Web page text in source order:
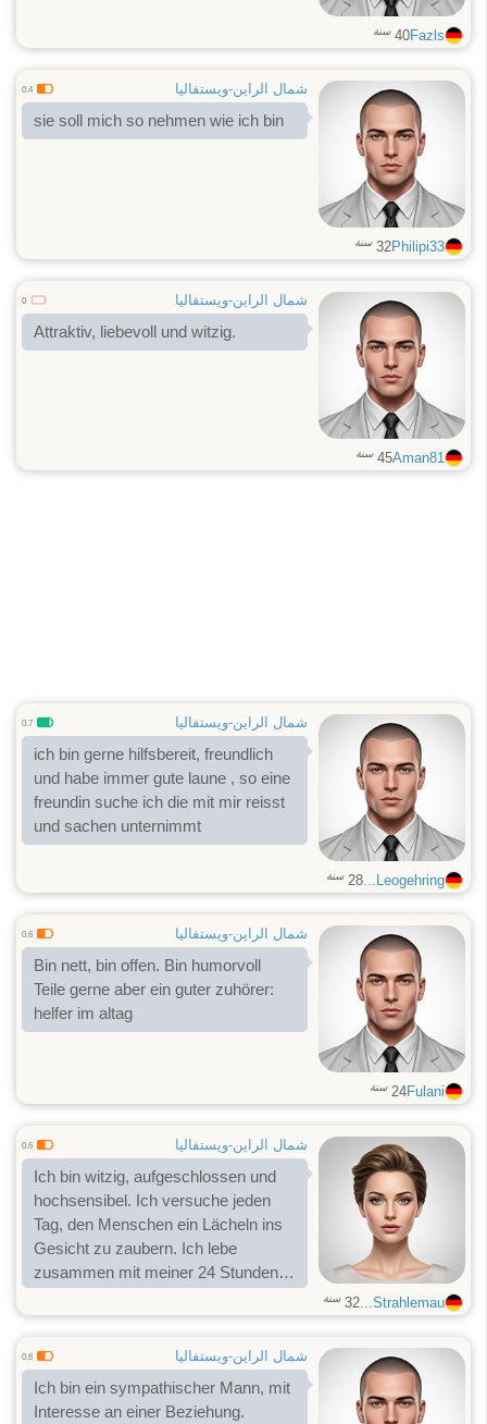
Fazls
40 سنة
شمال الراين-ويستفاليا 0.4
sie soll mich so nehmen wie ich bin
Philipi33
32 سنة
شمال الراين-ويستفاليا 0
Attraktiv, liebevoll und witzig.
Aman81
45 سنة
شمال الراين-ويستفاليا 0.7
ich bin gerne hilfsbereit, freundlich
und habe immer gute laune , so eine
freundin suche ich die mit mir reisst
und sachen unternimmt
Leogehring...
28 سنة
شمال الراين-ويستفاليا 0.6
Bin nett, bin offen. Bin humorvoll
Teile gerne aber ein guter zuhörer:
helfer im altag
Fulani
24 سنة
شمال الراين-ويستفاليا 0.6
Ich bin witzig, aufgeschlossen und
hochsensibel. Ich versuche jeden
Tag, den Menschen ein Lächeln ins
Gesicht zu zaubern. Ich lebe
zusammen mit meiner 24 Stunden
nicht so gerecht ist, versuche ich
freue mich, dich kennenzulernen!
Strahlemau...
32 سنة
شمال الراين-ويستفاليا 0.6
Ich bin ein sympathischer Mann, mit
Interesse an einer Beziehung.